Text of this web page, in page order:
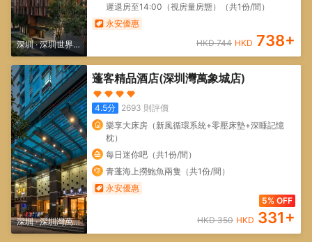
深圳·深圳世界之
窗/深圳歡樂谷
遲退房至14:00（視房量房態）（共1份/間）
永安優惠
HKD744 HKD 738+
深圳·深圳灣萬象
蓬客精品酒店(深圳灣萬象城店)
4.5分 2693 則評價
樂享大床房（新風循環系統+零壓床墊+深睡記憶
枕）
每日迷你吧（共1份/間）
青蓬海上撈鮑魚兩隻（共1份/間）
永安優惠
5% OFF
HKD350 HKD 331+